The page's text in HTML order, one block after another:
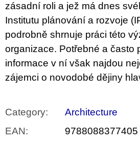
zásadní roli a jež má dnes
Institutu plánování a rozvoje
podrobně shrnuje práci této
organizace. Potřebné a často
informace v ní však najdou
zájemci o novodobé dějiny
Category:
Architecture
EAN: 9788088377405